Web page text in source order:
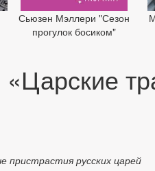
Сьюзен Мэллери "Сезон
прогулок босиком"
пристрастия русских царей